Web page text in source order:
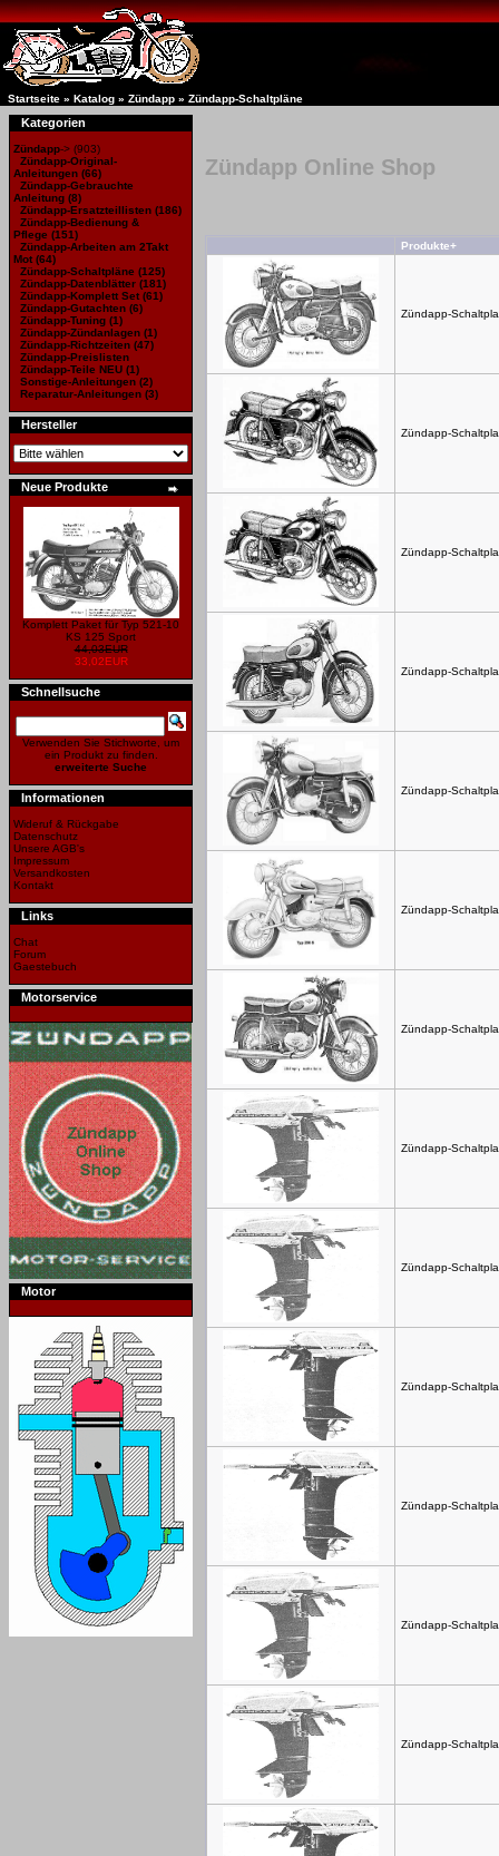
Startseite » Katalog » Zündapp » Zündapp-Schaltpläne
Kategorien
Zündapp-> (903)
Zündapp-Original-
Anleitungen (66)
Zündapp-Gebrauchte
Anleitung (8)
Zündapp-Ersatzteillisten (186)
Zündapp-Bedienung &
Pflege (151)
Zündapp-Arbeiten am 2Takt
Mot (64)
Zündapp-Schaltpläne (125)
Zündapp-Datenblätter (181)
Zündapp-Komplett Set (61)
Zündapp-Gutachten (6)
Zündapp-Tuning (1)
Zündapp-Zündanlagen (1)
Zündapp-Richtzeiten (47)
Zündapp-Preislisten
Zündapp-Teile NEU (1)
Sonstige-Anleitungen (2)
Reparatur-Anleitungen (3)
Hersteller
Neue Produkte
Komplett Paket für Typ 521-10
KS 125 Sport
44,03EUR
33,02EUR
Schnellsuche
Verwenden Sie Stichworte, um
ein Produkt zu finden.
erweiterte Suche
Informationen
Wideruf & Rückgabe
Datenschutz
Unsere AGB's
Impressum
Versandkosten
Kontakt
Links
Chat
Forum
Gaestebuch
Motorservice
Motor
Zündapp Online Shop
Produkte+
Zündapp-
Zündapp-
Zündapp-
Zündapp-
Zündapp-
Zündapp-
Zündapp-
Zündapp-
Zündapp-
Zündapp-
Zündapp-
Zündapp-
Zündapp-